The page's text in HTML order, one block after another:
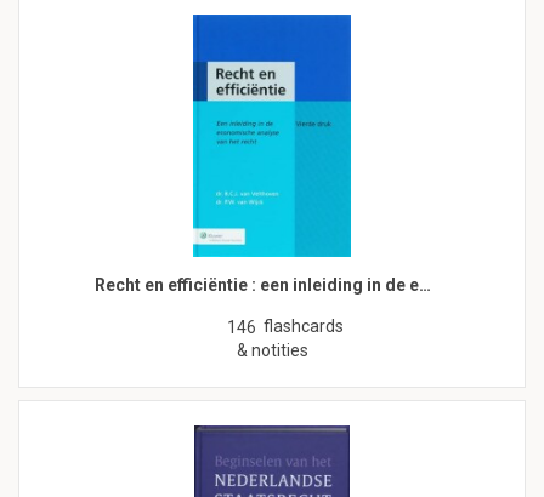
Recht en efficiëntie : een inleiding in de e…
146 flashcards
& notities